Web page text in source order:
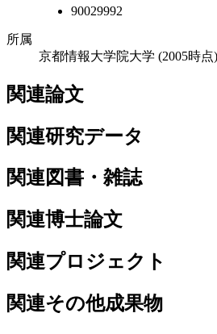
90029992
所属
京都情報大学院大学 (2005時点)
関連論文
関連研究データ
関連図書・雑誌
関連博士論文
関連プロジェクト
関連その他成果物